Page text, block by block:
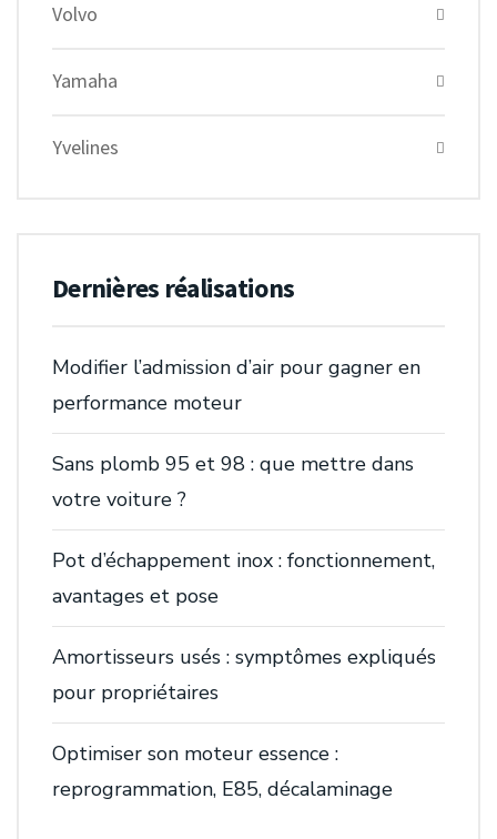
Volvo
Yamaha
Yvelines
Dernières réalisations
Modifier l’admission d’air pour gagner en
performance moteur
Sans plomb 95 et 98 : que mettre dans
votre voiture ?
Pot d’échappement inox : fonctionnement,
avantages et pose
Amortisseurs usés : symptômes expliqués
pour propriétaires
Optimiser son moteur essence :
reprogrammation, E85, décalaminage